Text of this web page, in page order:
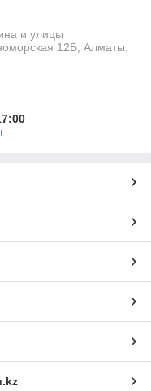
и улицы
12Б, Алматы,